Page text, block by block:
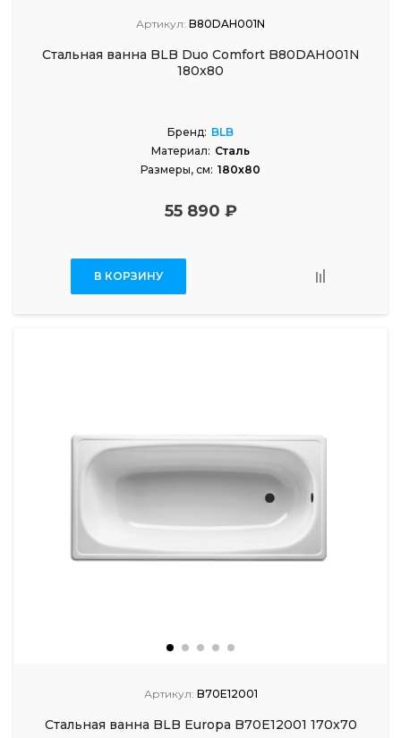
Артикул: B80DAH001N
Стальная ванна BLB Duo Comfort B80DAH001N
180x80
Бренд: BLB
Материал: Сталь
Размеры, см: 180x80
55 890 ₽
В КОРЗИНУ
Артикул: B70E12001
Стальная ванна BLB Europa B70E12001 170x70